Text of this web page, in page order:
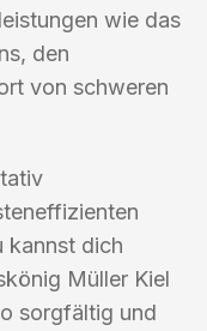
wie das
den
von schweren
kannst dich
Müller Kiel
sorgfältig und